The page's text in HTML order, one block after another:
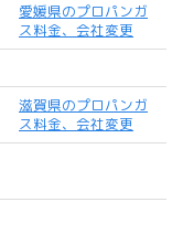
愛媛県のプロパンガ
ス料金、会社変更
滋賀県のプロパンガ
ス料金、会社変更